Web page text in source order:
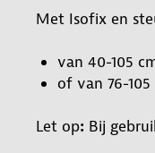
Met Isofix en
van 40-105
of van 76-
Let op: Bij